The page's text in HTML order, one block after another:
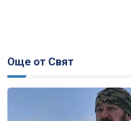
Още от Свят